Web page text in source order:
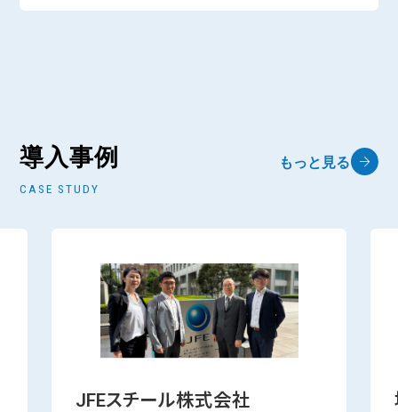
導入事例
CASE STUDY
もっと見る
JFEスチール株式会社